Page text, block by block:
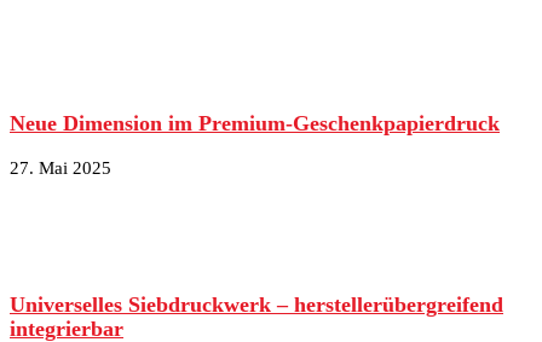
Neue Dimension im Premium-Geschenkpapierdruck
27. Mai 2025
Universelles Siebdruckwerk – herstellerübergreifend
integrierbar